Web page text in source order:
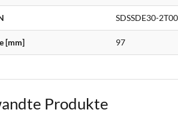
SDSSDE30-
[mm] 97
Produkte